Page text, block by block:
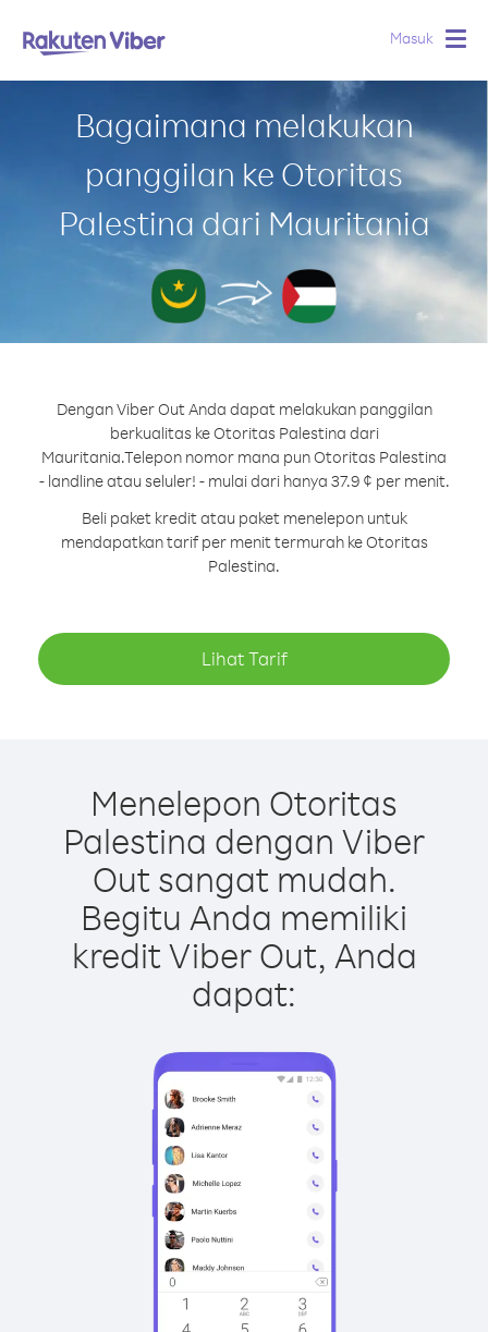
Masuk
Bagaimana melakukan
panggilan ke Otoritas
Palestina dari Mauritania
Dengan Viber Out Anda dapat melakukan panggilan
berkualitas ke Otoritas Palestina dari
Mauritania.Telepon nomor mana pun Otoritas Palestina
- landline atau seluler! - mulai dari hanya 37.9 ¢ per menit.
Beli paket kredit atau paket menelepon untuk
mendapatkan tarif per menit termurah ke Otoritas
Palestina.
Lihat Tarif
Menelepon Otoritas
Palestina dengan Viber
Out sangat mudah.
Begitu Anda memiliki
kredit Viber Out, Anda
dapat: